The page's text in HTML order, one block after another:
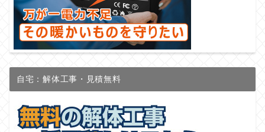
自宅：解体工事・見積無料